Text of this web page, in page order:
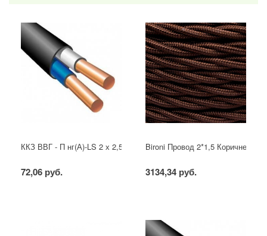
ККЗ ВВГ - П нг(А)-LS 2 х 2,5 ГОСТ
72,06 руб.
Bironi Провод 2*1,5 Коричневый
3134,34 руб.